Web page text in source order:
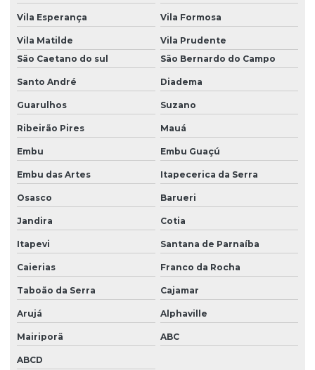
Vila Esperança Vila Formosa
Vila Matilde
Vila Prudente
São Caetano do sul
São Bernardo do Campo
Santo André Diadema
Guarulhos Suzano
Ribeirão Pires Mauá
Embu Embu Guaçú
Embu das Artes Itapecerica da Serra
Osasco Barueri
Jandira Cotia
Itapevi Santana de Parnaíba
Caierias Franco da Rocha
Taboão da Serra Cajamar
Arujá Alphaville
Mairiporã ABC
ABCD